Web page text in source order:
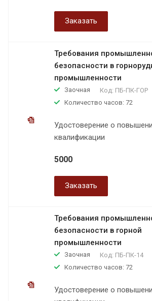
Заказать
Требования
безопасности в
промышленности
Заочная Код: ПБ-ПК-ГОР
Количество часов: 72
Удостоверение о
квалификации
5000
Заказать
Требования
безопасности в горной
промышленности
Заочная Код: ПБ-ПК-14
Количество часов: 72
Удостоверение о